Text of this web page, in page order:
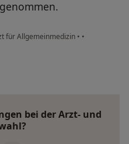
für Allgemeinmedizin • •
bei der Arzt- und